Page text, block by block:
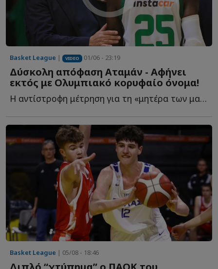
Basket League | VIDEO 01/06 - 23:19
Δύσκολη απόφαση Αταμάν - Αφήνει
εκτός με Ολυμπιακό κορυφαίο όνομα!
Η αντίστροφη μέτρηση για τη «μητέρα των μαχών» έχει ξ...
Basket League | 05/08 - 18:46